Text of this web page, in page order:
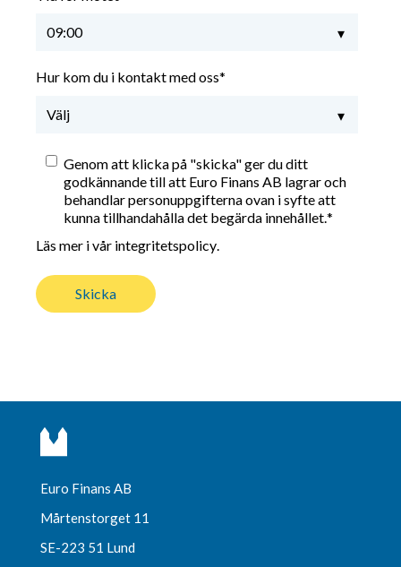
Hur kom du i kontakt med oss*
Genom att klicka på "skicka" ger du ditt
godkännande till att Euro Finans AB lagrar och
behandlar personuppgifterna ovan i syfte att
kunna tillhandahålla det begärda innehållet.*
Läs mer i vår integritetspolicy
Euro Finans AB
Mårtenstorget 11
SE-223 51 Lund